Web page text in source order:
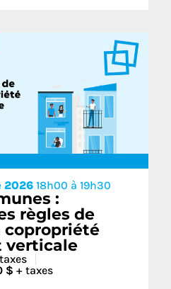
2026 18h00 à 19h30
:
règles de
verticale
$ + taxes